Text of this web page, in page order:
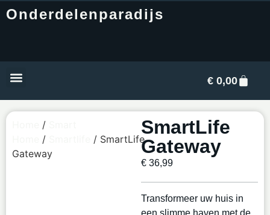
Onderdelenparadijs
€ 0,00
/
/
/ SmartLife
Gateway
SmartLife
Gateway
€ 36,99
Transformeer uw huis in